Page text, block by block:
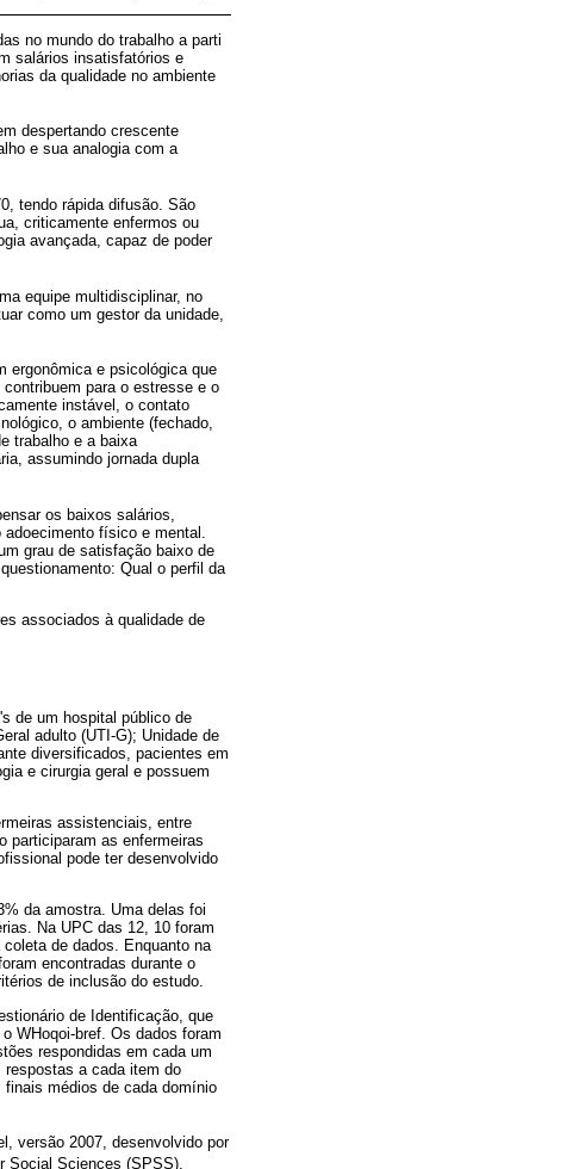
no mundo do trabalho a parti
salários insatisfatórios e
da qualidade no ambiente
despertando crescente
e sua analogia com a
tendo rápida difusão. São
criticamente enfermos ou
avançada, capaz de poder
equipe multidisciplinar, no
como um gestor da unidade,
ergonômica e psicológica que
para o estresse e o
instável, o contato
o ambiente (fechado,
trabalho e a baixa
assumindo jornada dupla
os baixos salários,
físico e mental.
grau de satisfação baixo de
Qual o perfil da
associados à qualidade de
de um hospital público de
adulto (UTI-G); Unidade de
diversificados, pacientes em
e cirurgia geral e possuem
assistenciais, entre
participaram as enfermeiras
pode ter desenvolvido
da amostra. Uma delas foi
Na UPC das 12, 10 foram
de dados. Enquanto na
encontradas durante o
de inclusão do estudo.
de Identificação, que
WHoqoi-bref. Os dados foram
respondidas em cada um
respostas a cada item do
médios de cada domínio
versão 2007, desenvolvido por
Social Sciences (SPSS),